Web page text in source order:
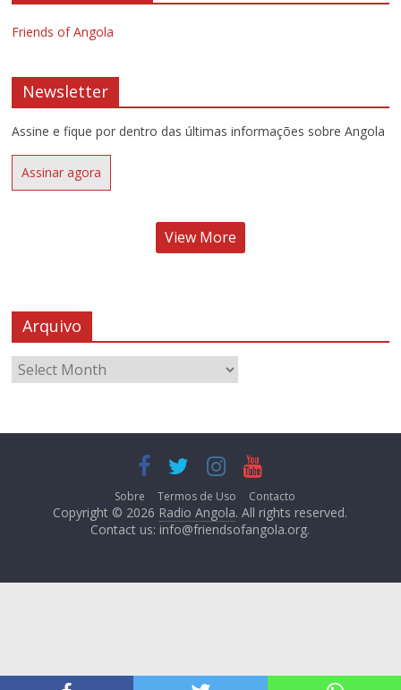
Friends of Angola
Newsletter
Assine e fique por dentro das últimas informações sobre Angola
Assinar agora
View More
Arquivo
Sobre Termos de Uso Contacto
Copyright © 2026 Radio Angola. All rights reserved.
Contact us: info@friendsofangola.org.